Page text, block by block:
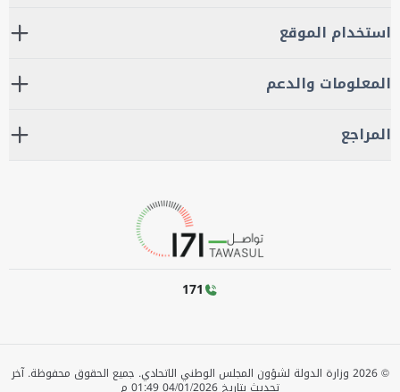
استخدام الموقع
المعلومات والدعم
المراجع
171
©
2026 وزارة الدولة لشؤون المجلس الوطني الاتحادي. جميع الحقوق محفوظة.آخر
تحديث بتاريخ 04/01/2026 01:49 م